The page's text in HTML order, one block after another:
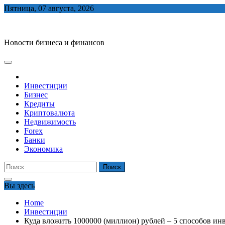
Skip
Пятница, 07 августа, 2026
Новости бизнеса и финансов
Инвестиции
Бизнес
Кредиты
Криптовалюта
Недвижимость
Forex
Банки
Экономика
Найти:
Вы здесь
Home
Инвестиции
Куда вложить 1000000 (миллион) рублей – 5 способов